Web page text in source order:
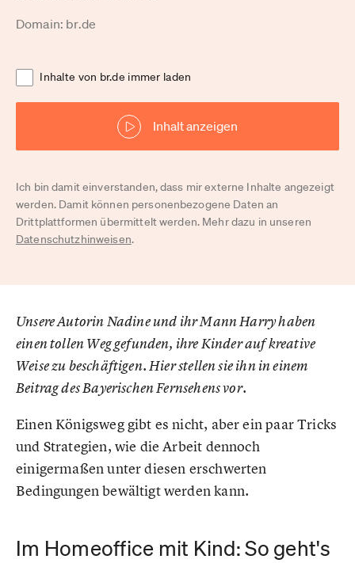
Domain: br.de
Inhalte von br.de immer laden
Inhalt anzeigen
Ich bin damit einverstanden, dass mir externe Inhalte angezeigt
werden. Damit können personenbezogene Daten an
Drittplattformen übermittelt werden. Mehr dazu in unseren
Datenschutzhinweisen.
Unsere Autorin Nadine und ihr Mann Harry haben
einen tollen Weg gefunden, ihre Kinder auf kreative
Weise zu beschäftigen. Hier stellen sie ihn in einem
Beitrag des Bayerischen Fernsehens vor.
Einen Königsweg gibt es nicht, aber ein paar Tricks
und Strategien, wie die Arbeit dennoch
einigermaßen unter diesen erschwerten
Bedingungen bewältigt werden kann.
Im Homeoffice mit Kind: So geht's